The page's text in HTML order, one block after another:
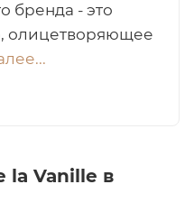
бренда - это
олицетворяющее
la Vanille в